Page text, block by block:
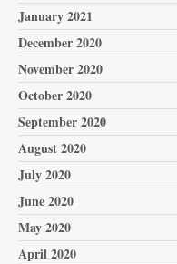
January 2021
December 2020
November 2020
October 2020
September 2020
August 2020
July 2020
June 2020
May 2020
April 2020